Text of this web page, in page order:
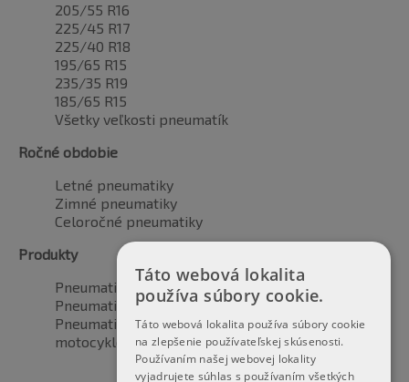
205/55 R16
225/45 R17
225/40 R18
195/65 R15
235/35 R19
185/65 R15
Všetky veľkosti pneumatík
Ročné obdobie
Letné pneumatiky
Zimné pneumatiky
Celoročné pneumatiky
Produkty
Pneumatiky pre automobily
Pneumatiky pre SUV / 4x4
Pneumatiky pre dodávku
motocyklové pneumatiky
Táto webová lokalita
používa súbory cookie.
Táto webová lokalita používa súbory cookie
na zlepšenie používateľskej skúsenosti.
Používaním našej webovej lokality
vyjadrujete súhlas s používaním všetkých